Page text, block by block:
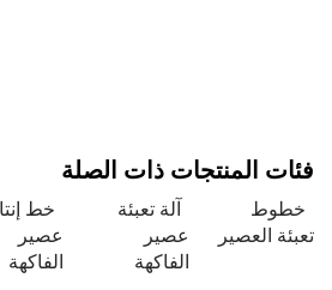
المنتجات ذات الصلة
العصير
آلة تعبئة
عصير
الفاكهة
خط إنتاج
الفاكهة